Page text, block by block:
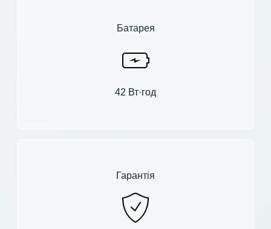
Батарея
42 Вт·год
Гарантія